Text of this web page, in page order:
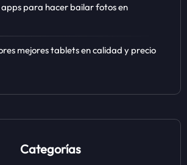
apps para hacer bailar fotos en
mejores tablets en calidad y precio
Categorías